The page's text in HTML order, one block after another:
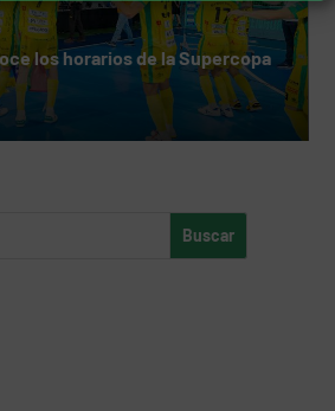
los horarios de la Supercopa